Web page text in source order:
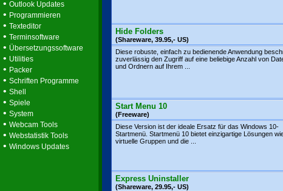
• Outlook Updates
• Programmieren
• Texteditor
• Terminsoftware
• Übersetzungssoftware
• Utilities
• Packer
• Schriften Programme
• Shell
• Spiele
• System
• Webcam Tools
• Webstatistik Tools
• Windows Updates
Hide Folders
(Shareware, 39.95,- US)
Diese robuste, einfach zu bedienende Anwendung
zuverlässig den Zugriff auf eine beliebige Anzahl von
und Ordnern auf Ihrem ...
Start Menu 10
(Freeware)
Diese Version ist der ideale Ersatz für das Windows 10-
Startmenü. Startmenü 10 bietet einzigartige Lösungen
virtuelle Gruppen und die ...
Express Uninstaller
(Shareware, 29.95,- US)